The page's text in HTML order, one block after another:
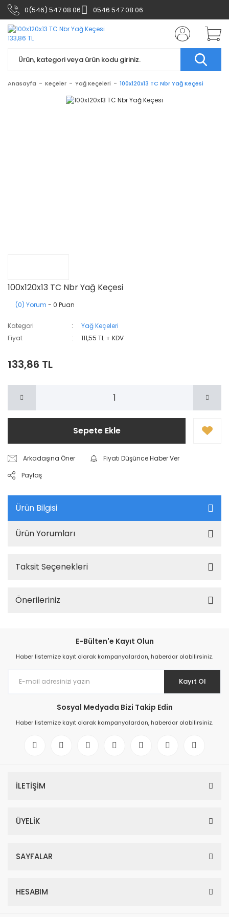
0(546) 547 08 06 0546 547 08 06
Anasayfa Keçeler Yağ Keçeleri 100x120x13 TC Nbr Yağ Keçesi
100x120x13 TC Nbr Yağ Keçesi
(0) Yorum - 0 Puan
Kategori
Yağ Keçeleri
Fiyat
111,55 TL + KDV
133,86 TL
Sepete Ekle
Arkadaşına Öner
Fiyatı Düşünce Haber Ver
Paylaş
Ürün Bilgisi
Ürün Yorumları
Taksit Seçenekleri
Önerileriniz
E-Bülten'e Kayıt Olun
Haber listemize kayıt olarak kampanyalardan, haberdar olabilirsiniz.
Kayıt Ol
Sosyal Medyada Bizi Takip Edin
Haber listemize kayıt olarak kampanyalardan, haberdar olabilirsiniz.
İLETİŞİM
ÜYELİK
SAYFALAR
HESABIM